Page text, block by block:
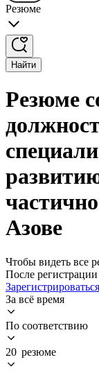
Резюме
Найти
Резюме
Азове
Чтобы видеть все
После
Зарегистрироваться
За всё время
По соответствию
20 резюме